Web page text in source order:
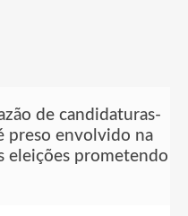
de candidaturas-
preso envolvido na
eleições prometendo